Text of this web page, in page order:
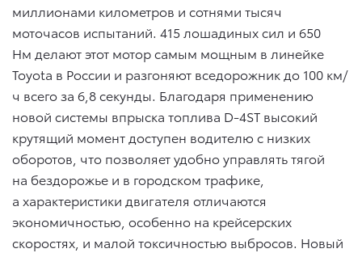
миллионами километров и сотнями тысяч
моточасов испытаний. 415 лошадиных сил и 650
Нм делают этот мотор самым мощным в линейке
Toyota в России и разгоняют вседорожник до 100 км/
ч всего за 6,8 секунды. Благодаря применению
новой системы впрыска топлива D-4ST высокий
крутящий момент доступен водителю с низких
оборотов, что позволяет удобно управлять тягой
на бездорожье и в городском трафике,
а характеристики двигателя отличаются
экономичностью, особенно на крейсерских
скоростях, и малой токсичностью выбросов. Новый